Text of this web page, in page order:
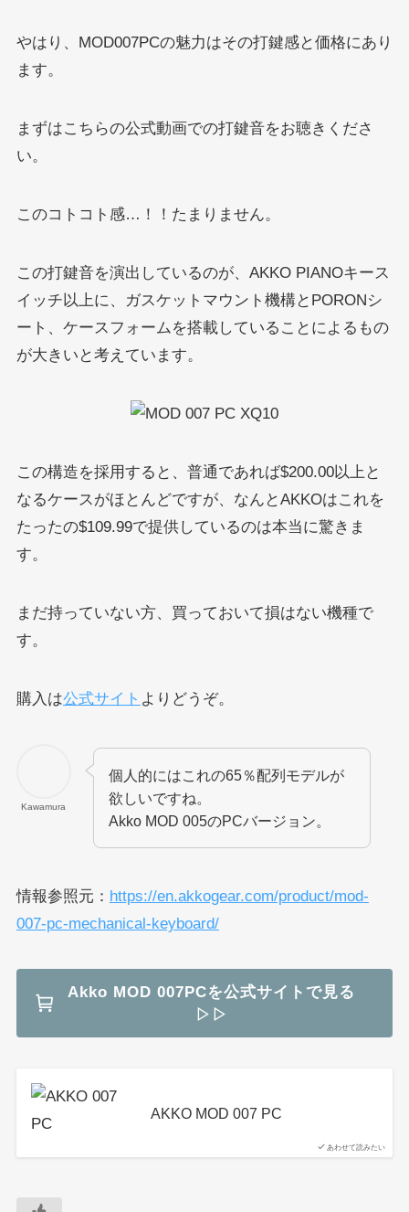
やはり、MOD007PCの魅力はその打鍵感と価格にあり
ます。
まずはこちらの公式動画での打鍵音をお聴きくださ
い。
このコトコト感…！！たまりません。
この打鍵音を演出しているのが、AKKO PIANOキース
イッチ以上に、ガスケットマウント機構とPORONシ
ート、ケースフォームを搭載していることによるもの
が大きいと考えています。
この構造を採用すると、普通であれば$200.00以上と
なるケースがほとんどですが、なんとAKKOはこれを
たったの$109.99で提供しているのは本当に驚きま
す。
まだ持っていない方、買っておいて損はない機種で
す。
購入は公式サイト よりどうぞ。
Kawamura
個人的にはこれの65％配列モデルが
欲しいですね。
Akko MOD 005のPCバージョン。
情報参照元： https://en.akkogear.com/product/mod-
007-pc-mechanical-keyboard/
Akko MOD 007PCを公式サイトで見る
▷▷
あわせて読みたい
AKKO MOD 007 PC